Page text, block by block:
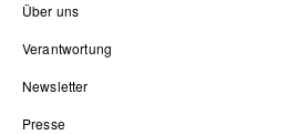
Über uns
Verantwortung
Newsletter
Presse